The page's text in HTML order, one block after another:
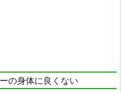
の身体に良くない